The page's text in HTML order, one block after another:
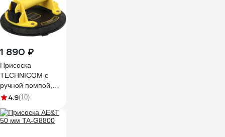
1 890 ₽
Присоска
TECHNICOM с
ручной помпой,
нагрузка 110кг,
F110
4.9(10)